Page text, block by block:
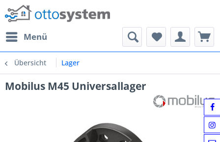
Menü
Übersicht Lager
Mobilus M45 Universallager